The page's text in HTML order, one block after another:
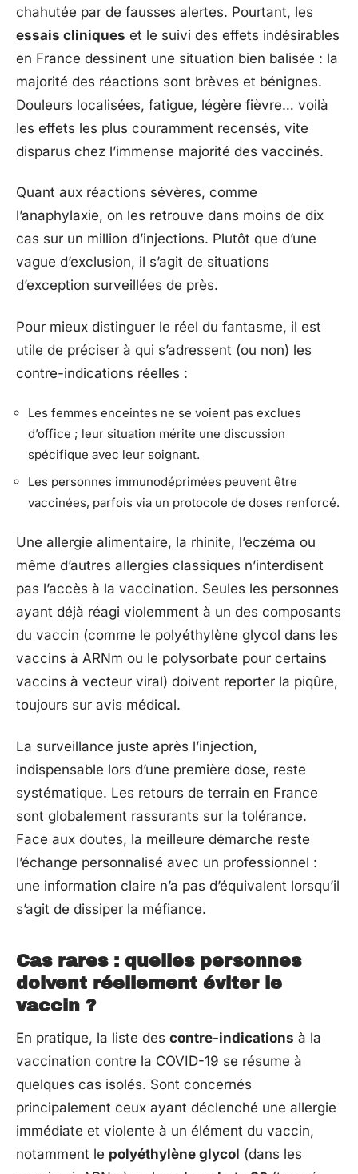
chahutée par de fausses alertes. Pourtant, les
essais cliniques et le suivi des effets indésirables
en France dessinent une situation bien balisée : la
majorité des réactions sont brèves et bénignes.
Douleurs localisées, fatigue, légère fièvre… voilà
les effets les plus couramment recensés, vite
disparus chez l’immense majorité des vaccinés.
Quant aux réactions sévères, comme
l’anaphylaxie, on les retrouve dans moins de dix
cas sur un million d’injections. Plutôt que d’une
vague d’exclusion, il s’agit de situations
d’exception surveillées de près.
Pour mieux distinguer le réel du fantasme, il est
utile de préciser à qui s’adressent (ou non) les
contre-indications réelles :
Les femmes enceintes ne se voient pas exclues
d’office ; leur situation mérite une discussion
spécifique avec leur soignant.
Les personnes immunodéprimées peuvent être
vaccinées, parfois via un protocole de doses renforcé.
Une allergie alimentaire, la rhinite, l’eczéma ou
même d’autres allergies classiques n’interdisent
pas l’accès à la vaccination. Seules les personnes
ayant déjà réagi violemment à un des composants
du vaccin (comme le polyéthylène glycol dans les
vaccins à ARNm ou le polysorbate pour certains
vaccins à vecteur viral) doivent reporter la piqûre,
toujours sur avis médical.
La surveillance juste après l’injection,
indispensable lors d’une première dose, reste
systématique. Les retours de terrain en France
sont globalement rassurants sur la tolérance.
Face aux doutes, la meilleure démarche reste
l’échange personnalisé avec un professionnel :
une information claire n’a pas d’équivalent lorsqu’il
s’agit de dissiper la méfiance.
Cas rares : quelles personnes
doivent réellement éviter le
vaccin ?
En pratique, la liste des contre-indications à la
vaccination contre la COVID-19 se résume à
quelques cas isolés. Sont concernés
principalement ceux ayant déclenché une allergie
immédiate et violente à un élément du vaccin,
notamment le polyéthylène glycol (dans les